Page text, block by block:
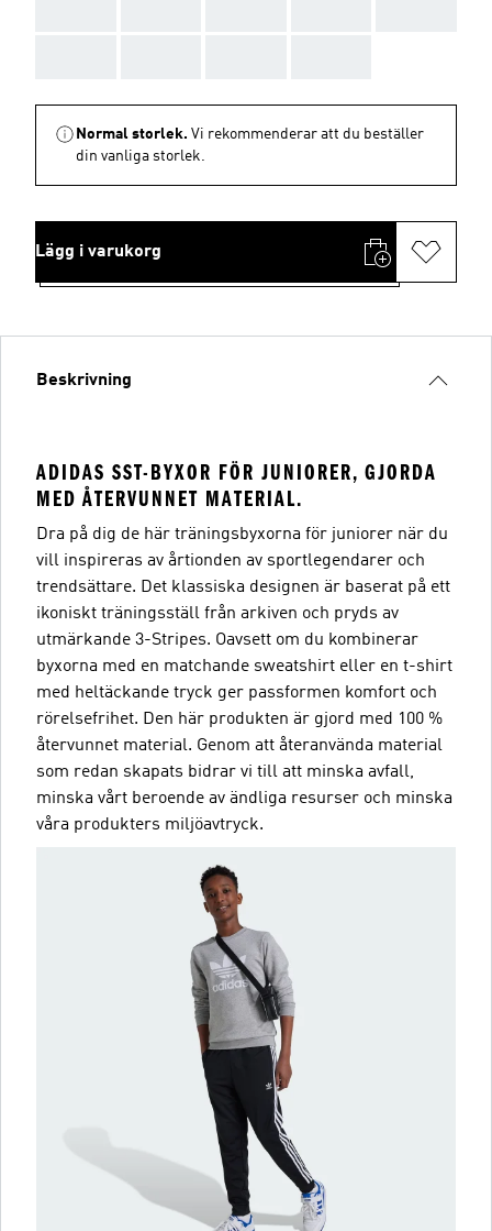
Normal storlek. Vi rekommenderar att du beställer
din vanliga storlek.
Lägg i varukorg
Beskrivning
ADIDAS SST-BYXOR FÖR JUNIORER, GJORDA
MED ÅTERVUNNET MATERIAL.
Dra på dig de här träningsbyxorna för juniorer när du
vill inspireras av årtionden av sportlegendarer och
trendsättare. Det klassiska designen är baserat på ett
ikoniskt träningsställ från arkiven och pryds av
utmärkande 3-Stripes. Oavsett om du kombinerar
byxorna med en matchande sweatshirt eller en t-shirt
med heltäckande tryck ger passformen komfort och
rörelsefrihet. Den här produkten är gjord med 100 %
återvunnet material. Genom att återanvända material
som redan skapats bidrar vi till att minska avfall,
minska vårt beroende av ändliga resurser och minska
våra produkters miljöavtryck.